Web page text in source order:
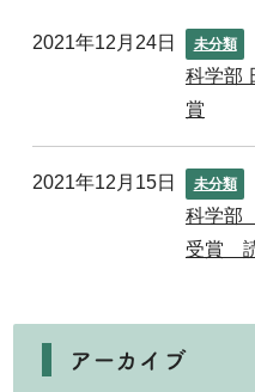
2021年12月24日 未分類
科学部
賞
2021年12月15日 未分類
科学部
受賞
アーカイブ